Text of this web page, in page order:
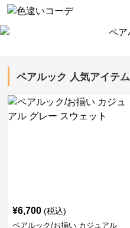
ペアルック 人気アイテム
¥6,700 (税込)
ペアルック/お揃い カジュアル